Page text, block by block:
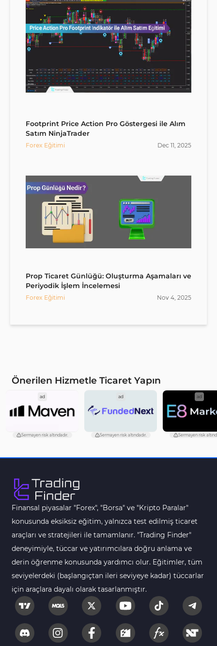
Footprint Price Action Pro Göstergesi ile Alım
Satım NinjaTrader
Forex Eğitimi Dec 11, 2025
Prop Ticaret Günlüğü: Oluşturma Aşamaları ve
Periyodik İşlem İncelemesi
Forex Eğitimi Nov 4, 2025
Önerilen Hizmetle Ticaret Yapın
ad
Sermayen risk altındadır.
ad
Sermayen risk altındadır.
ad
Sermayen risk
Finansal piyasalar "Forex", "Borsa" ve "Kripto Paralar"
konusunda eksiksiz eğitim, yalnızca test edilmiş ticaret
araçları ve stratejileri ile tamamlanır. "Trading Finder"
deneyimiyle, tüccar ve yatırımcılara doğru anlama ve
derin öğrenme konusunda yardımcı olur. Eğitimler, tüm
seviyelerdeki (başlangıçtan ileri seviyeye kadar) tüccarlar
için araçlara dayalı olarak tasarlanmıştır.